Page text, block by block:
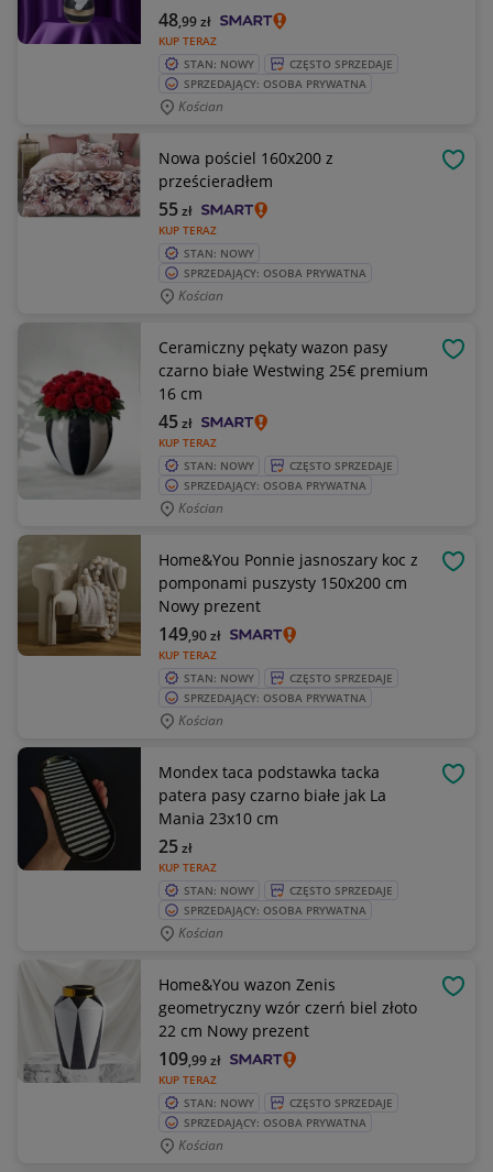
KUP TERAZ
48,99zł
STAN: NOWY
CZĘSTO SPRZEDAJE
SPRZEDAJĄCY: OSOBA PRYWATNA
Kościan
Nowa pościel 160x200 z
prześcieradłem
KUP TERAZ
55zł
STAN: NOWY
SPRZEDAJĄCY: OSOBA PRYWATNA
Kościan
Ceramiczny pękaty wazon pasy
czarno białe Westwing 25€ premium
16 cm
KUP TERAZ
45zł
STAN: NOWY
CZĘSTO SPRZEDAJE
SPRZEDAJĄCY: OSOBA PRYWATNA
Kościan
Home&You Ponnie jasnoszary koc z
pomponami puszysty 150x200 cm
Nowy prezent
KUP TERAZ
149,90zł
STAN: NOWY
CZĘSTO SPRZEDAJE
SPRZEDAJĄCY: OSOBA PRYWATNA
Kościan
Mondex taca podstawka tacka
patera pasy czarno białe jak La
Mania 23x10 cm
KUP TERAZ
25zł
STAN: NOWY
CZĘSTO SPRZEDAJE
SPRZEDAJĄCY: OSOBA PRYWATNA
Kościan
Home&You wazon Zenis
geometryczny wzór czerń biel złoto
22 cm Nowy prezent
KUP TERAZ
109,99zł
STAN: NOWY
CZĘSTO SPRZEDAJE
SPRZEDAJĄCY: OSOBA PRYWATNA
Kościan